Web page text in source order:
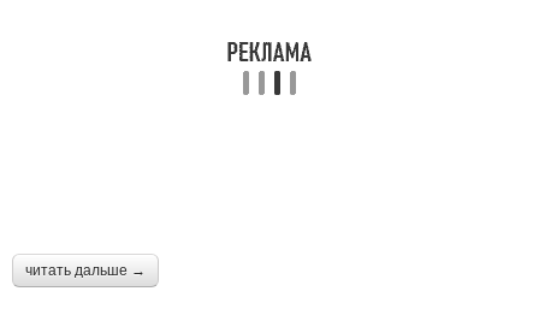
читать дальше →